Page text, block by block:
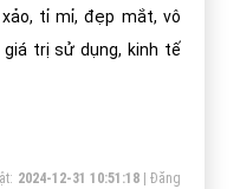
tỉ mỉ, đẹp mắt, vô
trị sử dụng, kinh tế
2024-12-31 10:51:18|Đăng